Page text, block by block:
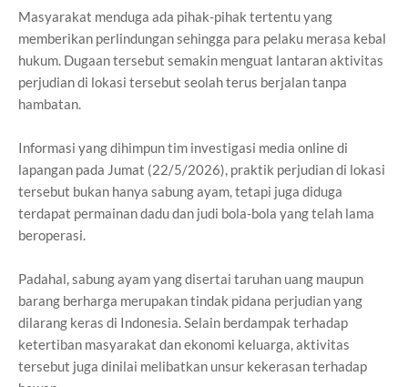
Masyarakat menduga ada pihak-pihak tertentu yang
memberikan perlindungan sehingga para pelaku merasa kebal
hukum. Dugaan tersebut semakin menguat lantaran aktivitas
perjudian di lokasi tersebut seolah terus berjalan tanpa
hambatan.
Informasi yang dihimpun tim investigasi media online di
lapangan pada Jumat (22/5/2026), praktik perjudian di lokasi
tersebut bukan hanya sabung ayam, tetapi juga diduga
terdapat permainan dadu dan judi bola-bola yang telah lama
beroperasi.
Padahal, sabung ayam yang disertai taruhan uang maupun
barang berharga merupakan tindak pidana perjudian yang
dilarang keras di Indonesia. Selain berdampak terhadap
ketertiban masyarakat dan ekonomi keluarga, aktivitas
tersebut juga dinilai melibatkan unsur kekerasan terhadap